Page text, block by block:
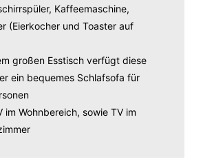
Kaffeemaschine,
(Eierkocher und Toaster auf
großen Esstisch verfügt diese
ein bequemes Schlafsofa für
im Wohnbereich, sowie TV im